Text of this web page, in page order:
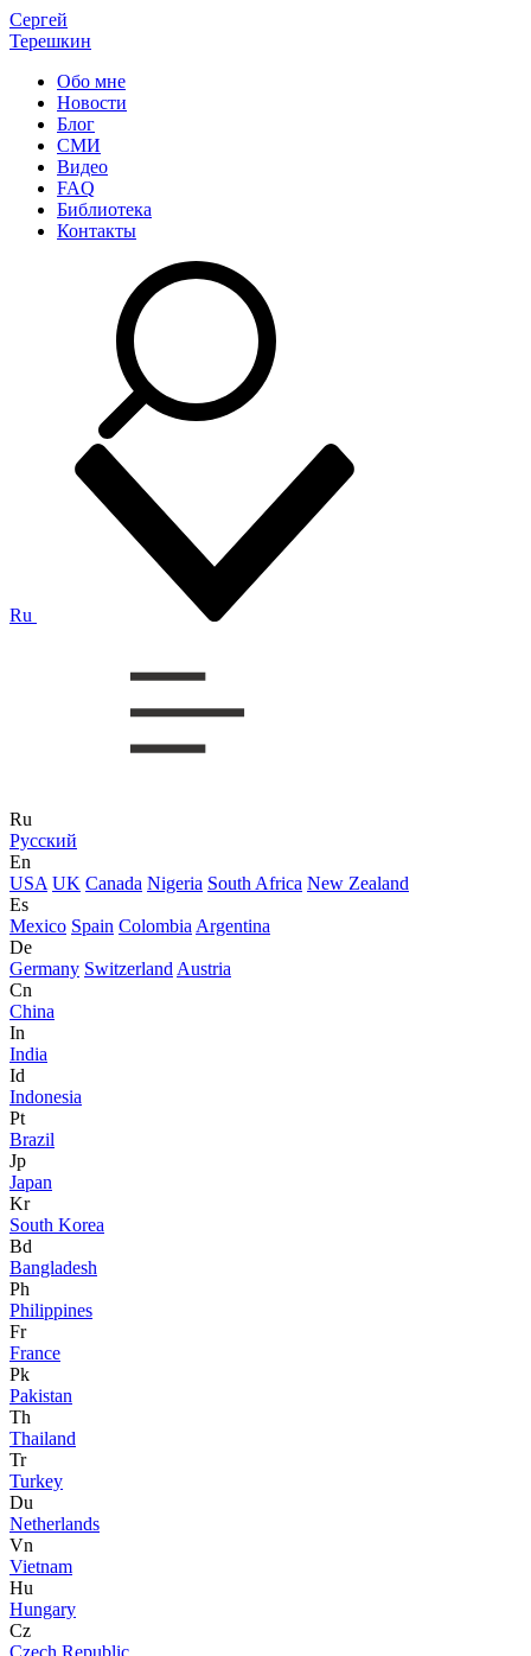
Сергей
Терешкин
Обо мне
Новости
Блог
СМИ
Видео
FAQ
Библиотека
Контакты
Ru
Ru
Русский
En
USA UK Canada Nigeria South Africa New Zealand
Es
Mexico Spain Colombia Argentina
De
Germany Switzerland Austria
Cn
China
In
India
Id
Indonesia
Pt
Brazil
Jp
Japan
Kr
South Korea
Bd
Bangladesh
Ph
Philippines
Fr
France
Pk
Pakistan
Th
Thailand
Tr
Turkey
Du
Netherlands
Vn
Vietnam
Hu
Hungary
Cz
Czech Republic